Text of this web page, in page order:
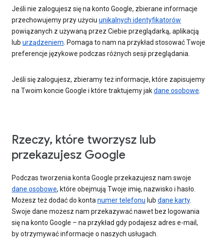
Jeśli nie zalogujesz się na konto Google, zbierane informacje
przechowujemy przy użyciu unikalnych identyfikatorów
powiązanych z używaną przez Ciebie przeglądarką, aplikacją
lub urządzeniem. Pomaga to nam na przykład stosować Twoje
preferencje językowe podczas różnych sesji przeglądania.
Jeśli się zalogujesz, zbieramy też informacje, które zapisujemy
na Twoim koncie Google i które traktujemy jakdane osobowe.
Rzeczy, które tworzysz lub
przekazujesz Google
Podczas tworzenia konta Google przekazujesz nam swoje
dane osobowe, które obejmują Twoje imię, nazwisko i hasło.
Możesz też dodać do kontanumer telefonu lub dane karty.
Swoje dane możesz nam przekazywać nawet bez logowania
się na konto Google – na przykład gdy podajesz adres e-mail,
by otrzymywać informacje o naszych usługach.